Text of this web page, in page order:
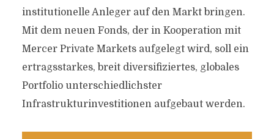
institutionelle Anleger auf den Markt bringen.
Mit dem neuen Fonds, der in Kooperation mit
Mercer Private Markets aufgelegt wird, soll ein
ertragsstarkes, breit diversifiziertes, globales
Portfolio unterschiedlichster
Infrastrukturinvestitionen aufgebaut werden.